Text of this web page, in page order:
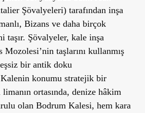
Şövalyeleri) tarafından inşa
Bizans ve daha birçok
taşır. Şövalyeler, kale inşa
Mozolesi’nin taşlarını kullanmış
bir antik doku
Kalenin konumu stratejik bir
ortasında, denize hâkim
olan Bodrum Kalesi, hem kara